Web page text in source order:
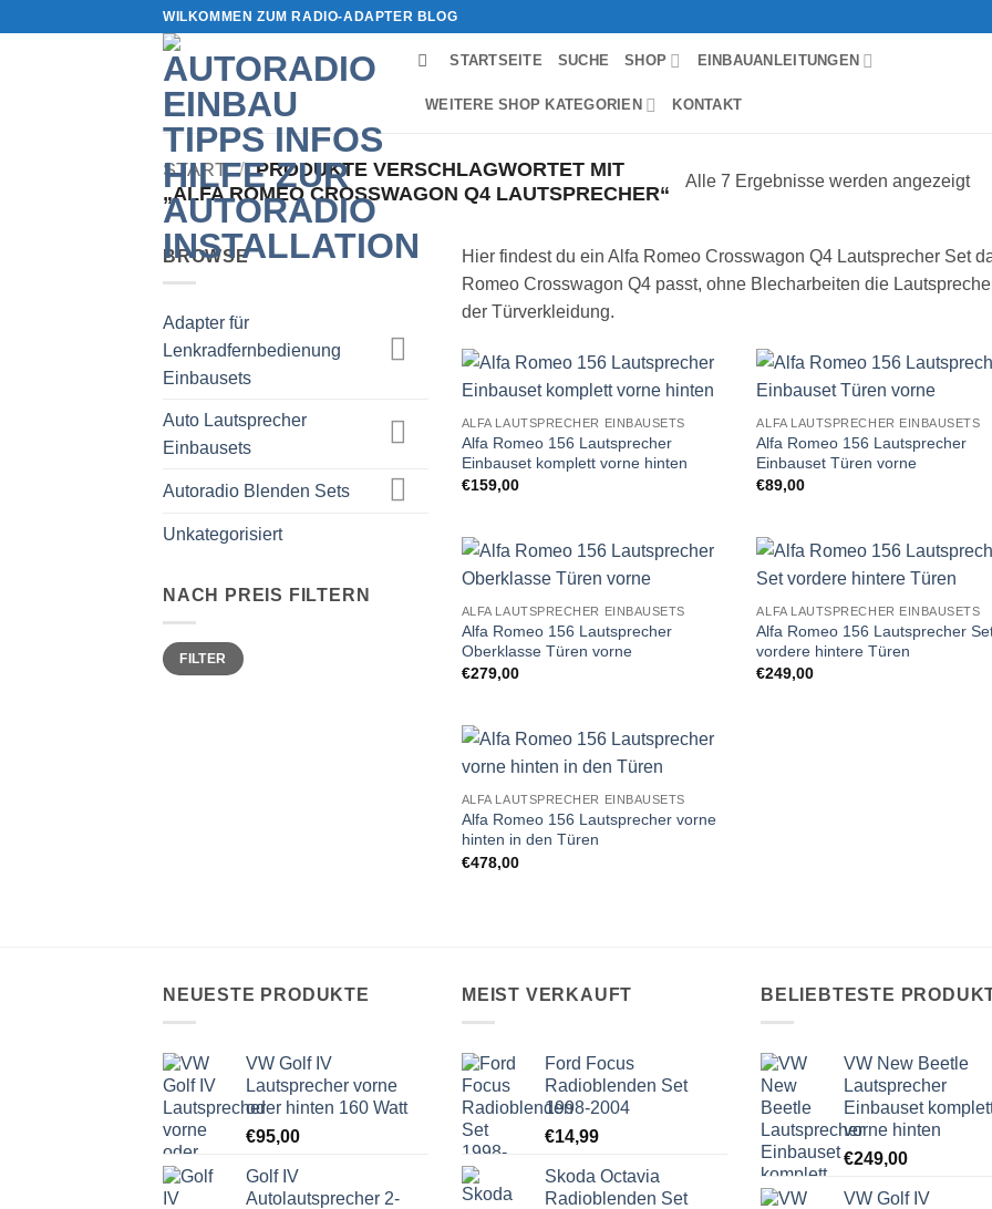
WILKOMMEN ZUM RADIO-ADAPTER BLOG
STARTSEITE SUCHE SHOP EINBAUANLEITUNGEN
WEITERE SHOP KATEGORIEN KONTAKT
START / PRODUKTE VERSCHLAGWORTET MIT
„ALFA ROMEO CROSSWAGON Q4 LAUTSPRECHER“
Alle 7 Ergebnisse werden angezeigt
BROWSE
Adapter für
Lenkradfernbedienung
Einbausets
Auto Lautsprecher
Einbausets
Autoradio Blenden Sets
Unkategorisiert
NACH PREIS FILTERN
Min.
Preis
Max.
PreisFILTER
Hier findest du ein Alfa Romeo Crosswagon Q4 Lautsprecher Set
Romeo Crosswagon Q4 passt, ohne Blecharbeiten die
der Türverkleidung.
Wunschliste
hinzufügen
ALFA LAUTSPRECHER EINBAUSETS
Alfa Romeo 156 Lautsprecher
Einbauset komplett vorne hinten
€159,00
ALFA LAUTSPRECHER EINBAUSETS
Alfa Romeo 156 Lautsprecher
Einbauset Türen vorne
€89,00
Wunschliste
hinzufügen
ALFA LAUTSPRECHER EINBAUSETS
Alfa Romeo 156 Lautsprecher
Oberklasse Türen vorne
€279,00
ALFA LAUTSPRECHER EINBAUSETS
Alfa Romeo 156 Lautsprecher
vordere hintere Türen
€249,00
Wunschliste
hinzufügen
ALFA LAUTSPRECHER EINBAUSETS
Alfa Romeo 156 Lautsprecher vorne
hinten in den Türen
€478,00
NEUESTE PRODUKTE
VW Golf IV
Lautsprecher vorne
oder hinten 160 Watt
€95,00
Golf IV
Autolautsprecher 2-
MEIST VERKAUFT
Ford Focus
Radioblenden Set
1998-2004
€14,99
Skoda Octavia
Radioblenden Set
BELIEBTESTE
VW New Beetle
Lautsprecher
Einbauset
vorne hinten
€249,00
VW Golf IV